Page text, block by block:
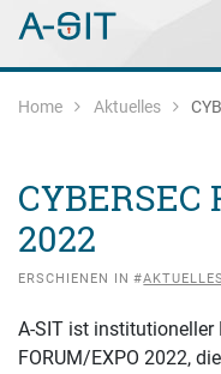
Zum Inhalt springen
Zur Navigation springen
Main Navigation
Home Aktuelles
CYBERSEC
2022
ERSCHIENEN IN #AKTUELLES
A-SIT ist institutioneller
FORUM/EXPO 2022,